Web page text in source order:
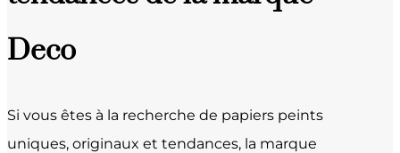
Deco
Si vous êtes à la recherche de papiers peints
uniques, originaux et tendances, la marque